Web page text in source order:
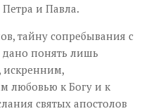
и Павла.
тайну сопребывания с
понять лишь
любовью к Богу и к
святых апостолов